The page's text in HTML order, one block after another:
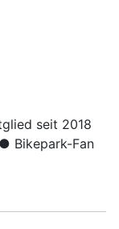
seit 2018
● Bikepark-Fan